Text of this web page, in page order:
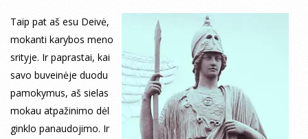
Taip pat aš esu Deivė,
mokanti karybos meno
srityje. Ir paprastai, kai
savo buveinėje duodu
pamokymus, aš sielas
mokau atpažinimo dėl
ginklo panaudojimo. Ir